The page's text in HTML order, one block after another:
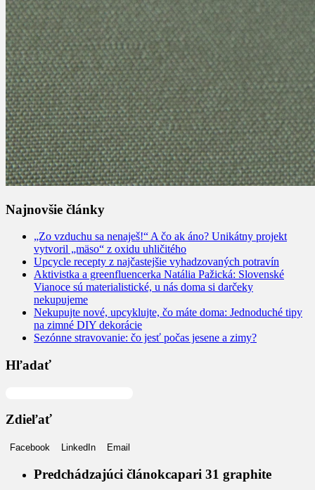
Najnovšie články
„Zo vzduchu sa nenaješ!“ A čo ak áno? Unikátny projekt
vytvoril „mäso“ z oxidu uhličitého
Upcycle recepty z najčastejšie vyhadzovaných potravín
Aktivistka a greenfluencerka Natália Pažická: Slovenské
Vianoce sú materialistické, u nás doma si darčeky
nekupujeme
Nekupujte nové, upcyklujte, čo máte doma: Jednoduché tipy
na zimné DIY dekorácie
Sezónne stravovanie: čo jesť počas jesene a zimy?
Hľadať
Zdieľať
Facebook LinkedIn Email
Predchádzajúci článokcapari 31 graphite